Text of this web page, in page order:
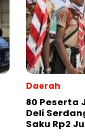
Daerah
80 Peserta
Deli
Saku Rp2